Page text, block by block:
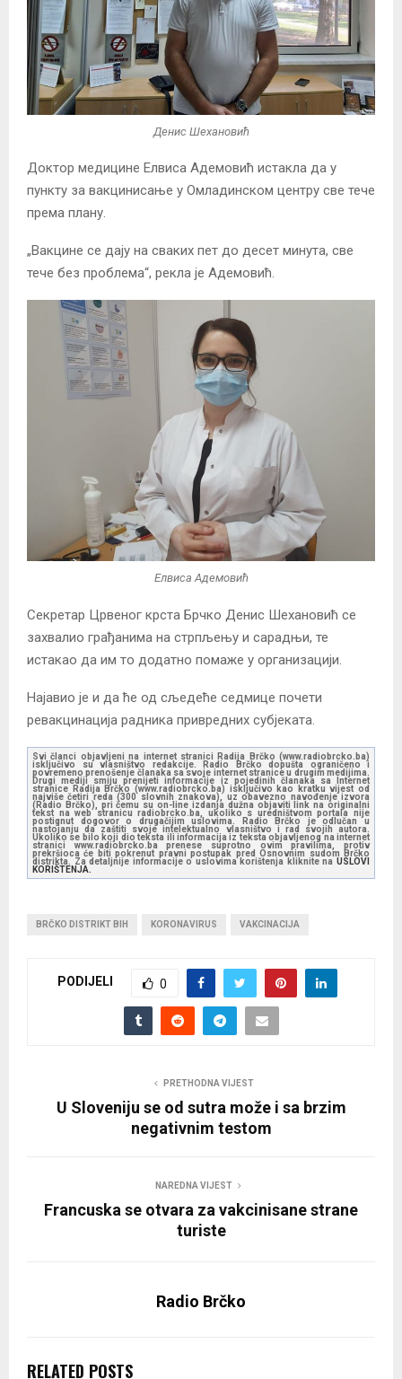
Денис Шехановић
Доктор медицине Елвиса Адемовић истакла да у
пункту за вакцинисање у Омладинском центру све тече
према плану.
„Вакцине се дају на сваких пет до десет минута, све
тече без проблема“, рекла је Адемовић.
Елвиса Адемовић
Секретар Црвеног крста Брчко Денис Шехановић се
захвалио грађанима на стрпљењу и сарадњи, те
истакао да им то додатно помаже у организацији.
Најавио је и да ће од сљедеће седмице почети
ревакцинација радника привредних субјеката.
Svi članci objavljeni na internet stranici Radija Brčko (www.radiobrcko.ba)
isključivo su vlasništvo redakcije. Radio Brčko dopušta ograničeno i
povremeno prenošenje članaka sa svoje internet stranice u drugim medijima.
Drugi mediji smiju prenijeti informacije iz pojedinih članaka sa Internet
stranice Radija Brčko (www.radiobrcko.ba) isključivo kao kratku vijest od
najviše četiri reda (300 slovnih znakova), uz obavezno navođenje izvora
(Radio Brčko), pri čemu su on-line izdanja dužna objaviti link na originalni
tekst na web stranicu radiobrcko.ba, ukoliko s uredništvom portala nije
postignut dogovor o drugačijim uslovima. Radio Brčko je odlučan u
nastojanju da zaštiti svoje intelektualno vlasništvo i rad svojih autora.
Ukoliko se bilo koji dio teksta ili informacija iz teksta objavljenog na internet
stranici www.radiobrcko.ba prenese suprotno ovim pravilima, protiv
prekršioca će biti pokrenut pravni postupak pred Osnovnim sudom Brčko
distrikta. Za detaljnije informacije o uslovima korištenja kliknite na USLOVI
KORIŠTENJA.
BRČKO DISTRIKT BIH KORONAVIRUS VAKCINACIJA
PODIJELI 0
PRETHODNA VIJEST
U Sloveniju se od sutra može i sa brzim
negativnim testom
NAREDNA VIJEST
Francuska se otvara za vakcinisane strane
turiste
Radio Brčko
RELATED POSTS